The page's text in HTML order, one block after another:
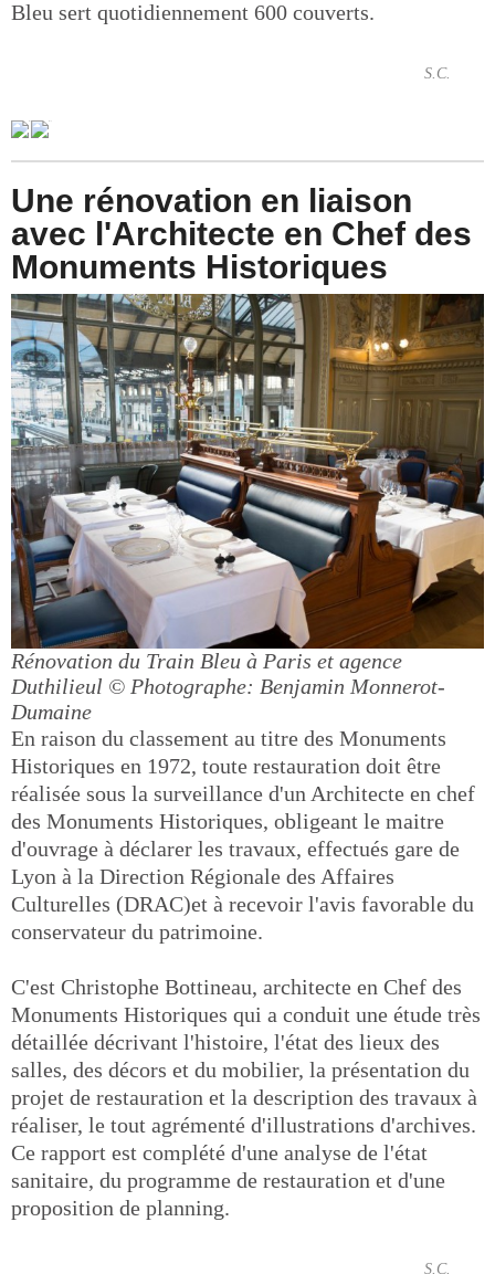
Bleu sert quotidiennement 600 couverts.
S.C.
Une rénovation en liaison
avec l'Architecte en Chef des
Monuments Historiques
Rénovation du Train Bleu à Paris et agence
Duthilieul © Photographe: Benjamin Monnerot-
Dumaine
En raison du classement au titre des Monuments
Historiques en 1972, toute restauration doit être
réalisée sous la surveillance d'un Architecte en chef
des Monuments Historiques, obligeant le maitre
d'ouvrage à déclarer les travaux, effectués gare de
Lyon à la Direction Régionale des Affaires
Culturelles (DRAC)et à recevoir l'avis favorable du
conservateur du patrimoine.
C'est Christophe Bottineau, architecte en Chef des
Monuments Historiques qui a conduit une étude très
détaillée décrivant l'histoire, l'état des lieux des
salles, des décors et du mobilier, la présentation du
projet de restauration et la description des travaux à
réaliser, le tout agrémenté d'illustrations d'archives.
Ce rapport est complété d'une analyse de l'état
sanitaire, du programme de restauration et d'une
proposition de planning.
S.C.